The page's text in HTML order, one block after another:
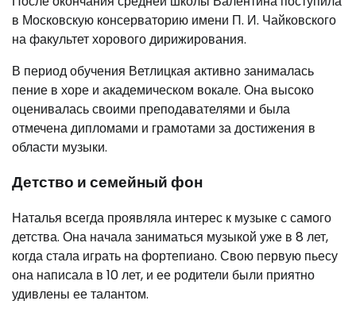
в Московскую консерваторию имени П. И. Чайковского
на факультет хорового дирижирования.
В период обучения Ветлицкая активно занималась
пение в хоре и академическом вокале. Она высоко
оценивалась своими преподавателями и была
отмечена дипломами и грамотами за достижения в
области музыки.
Детство и семейный фон
Наталья всегда проявляла интерес к музыке с самого
детства. Она начала заниматься музыкой уже в 8 лет,
когда стала играть на фортепиано. Свою первую пьесу
она написала в 10 лет, и ее родители были приятно
удивлены ее талантом.